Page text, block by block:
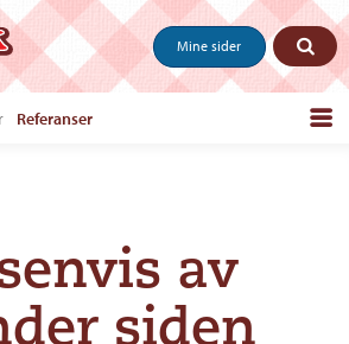
Mine sider
Referanser
av
siden